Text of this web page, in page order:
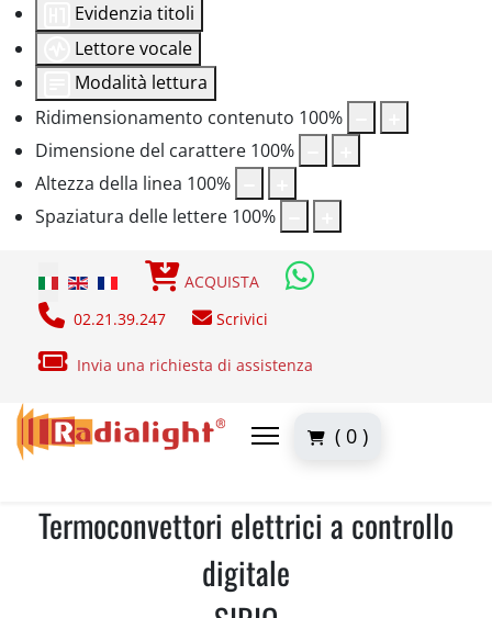
Evidenzia titoli
Lettore vocale
Modalità lettura
Ridimensionamento contenuto 100%
Dimensione del carattere 100%
Altezza della linea 100%
Spaziatura delle lettere 100%
Seleziona la tua linguaACQUISTA
02.21.39.247
Scrivici
Invia una richiesta di assistenza
( 0 )
Termoconvettori elettrici a controllo
digitale